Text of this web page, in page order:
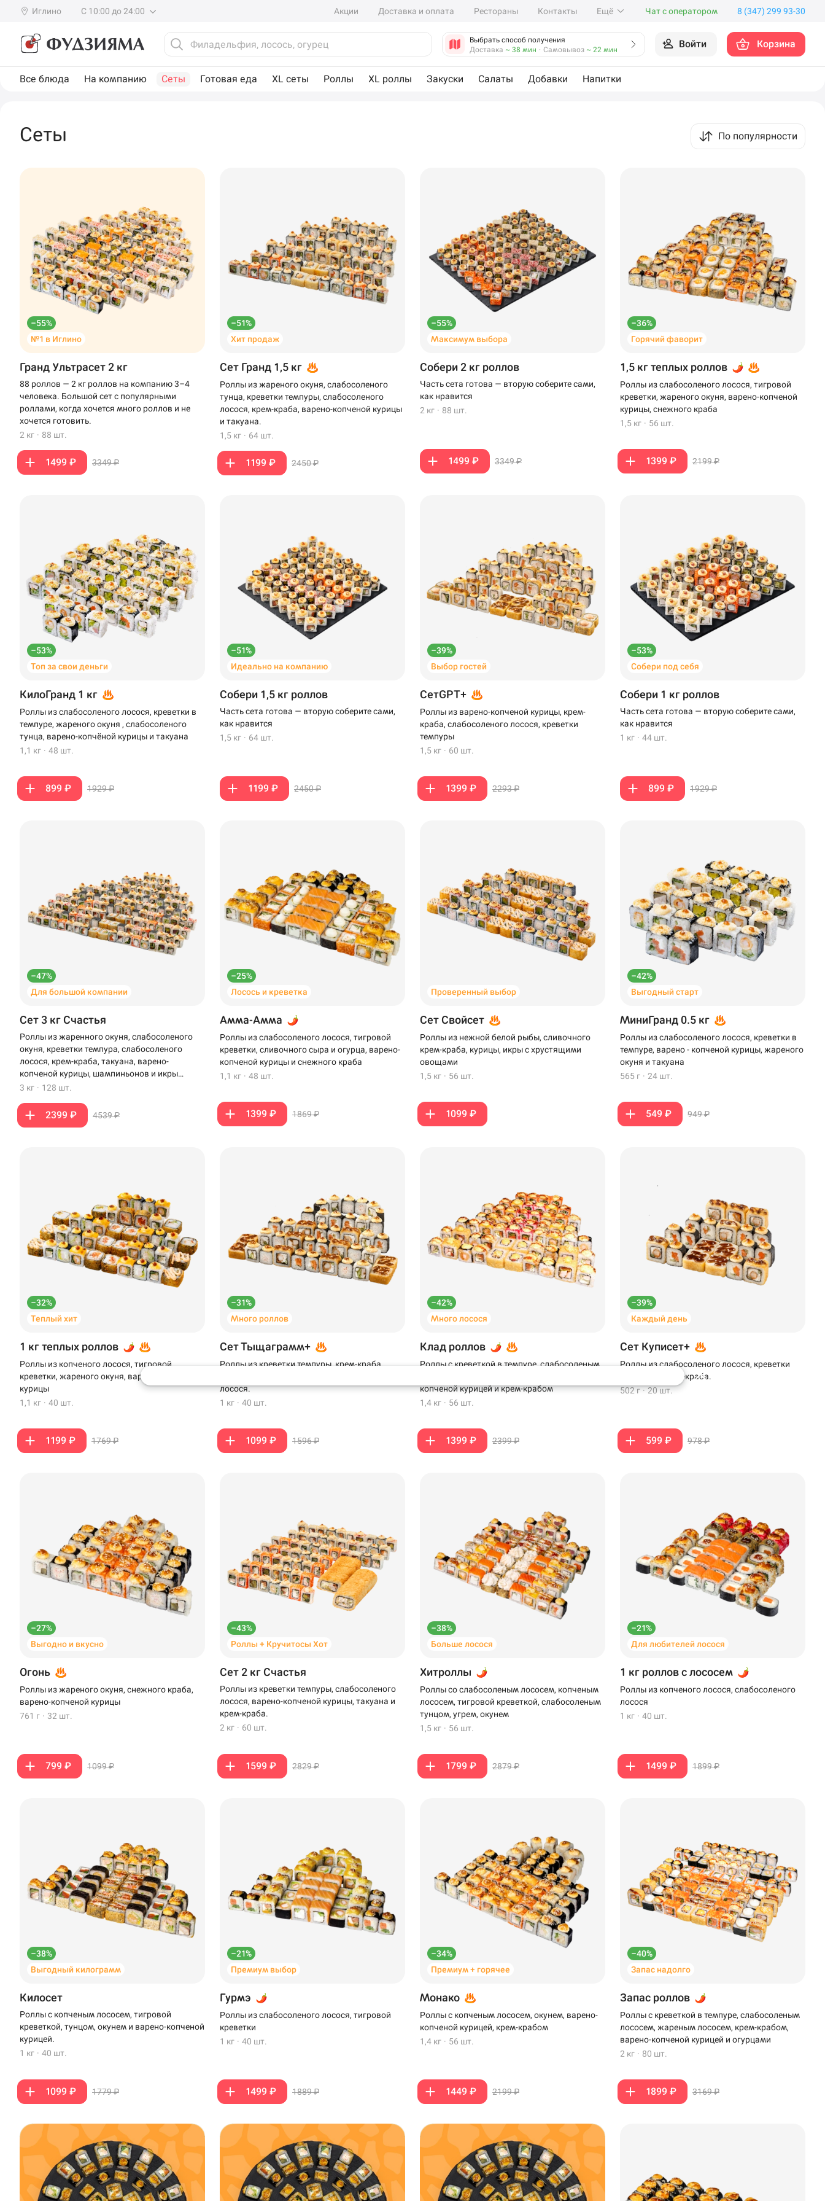
Иглино С 10:00 до 24:00 Акции Доставка и оплата Рестораны Контакты Ещё Чат с оператором 8 (347) 299 93-30
Выбрать способ получения
Доставка ~ 38 мин · Самовывоз ~ 22 мин Войти Корзина
Все блюда На компанию Сеты Готовая еда XL сеты Роллы XL роллы Закуски Салаты Добавки Напитки
Сеты По популярности
–55%
№1 в Иглино
Гранд Ультрасет 2 кг
88 роллов — 2 кг роллов на компанию 3–4
человека. Большой сет с популярными
роллами, когда хочется много роллов и не
хочется готовить.
2 кг · 88 шт.
1499 ₽ 3349 ₽
–51%
Хит продаж
Сет Гранд 1,5 кг
Роллы из жареного окуня, слабосоленого
тунца, креветки темпуры, слабосоленого
лосося, крем-краба, варено-копченой курицы
и такуана.
1,5 кг · 64 шт.
1199 ₽ 2450 ₽
–55%
Максимум выбора
Собери 2 кг роллов
Часть сета готова — вторую соберите сами,
как нравится
2 кг · 88 шт.
1499 ₽ 3349 ₽
–36%
Горячий фаворит
1,5 кг теплых роллов
Роллы из слабосоленого лосося, тигровой
креветки, жареного окуня, варено-копченой
курицы, снежного краба
1,5 кг · 56 шт.
1399 ₽ 2199 ₽
–53%
Топ за свои деньги
КилоГранд 1 кг
Роллы из слабосоленого лосося, креветки в
темпуре, жареного окуня , слабосоленого
тунца, варено-копчёной курицы и такуана
1,1 кг · 48 шт.
899 ₽ 1929 ₽
–51%
Идеально на компанию
Собери 1,5 кг роллов
Часть сета готова — вторую соберите сами,
как нравится
1,5 кг · 64 шт.
1199 ₽ 2450 ₽
–39%
Выбор гостей
СетGPT+
Роллы из варено-копченой курицы, крем-
краба, слабосоленого лосося, креветки
темпуры
1,5 кг · 60 шт.
1399 ₽ 2293 ₽
–53%
Собери под себя
Собери 1 кг роллов
Часть сета готова — вторую соберите сами,
как нравится
1 кг · 44 шт.
899 ₽ 1929 ₽
–47%
Для большой компании
Сет 3 кг Счастья
Роллы из жаренного окуня, слабосоленого
окуня, креветки темпура, слабосоленого
лосося, крем-краба, такуана, варено-
копченой курицы, шампиньонов и икры
масаго
3 кг · 128 шт.
2399 ₽ 4539 ₽
–25%
Лосось и креветка
Амма-Амма
Роллы из слабосоленого лосося, тигровой
креветки, сливочного сыра и огурца, варено-
копченой курицы и снежного краба
1,1 кг · 48 шт.
1399 ₽ 1869 ₽
Проверенный выбор
Сет Свойсет
Роллы из нежной белой рыбы, сливочного
крем-краба, курицы, икры с хрустящими
овощами
1,5 кг · 56 шт.
1099 ₽
–42%
Выгодный старт
МиниГранд 0.5 кг
Роллы из слабосоленого лосося, креветки в
темпуре, варено - копченой курицы, жареного
окуня и такуана
565 г · 24 шт.
549 ₽ 949 ₽
–32%
Теплый хит
1 кг теплых роллов
Роллы из копченого лосося, тигровой
креветки, жареного окуня, варено-копченой
курицы
1,1 кг · 40 шт.
1199 ₽ 1769 ₽
–31%
Много роллов
Сет Тыщаграмм+
Роллы из креветки темпуры, крем-краба,
лосося.
1 кг · 40 шт.
1099 ₽ 1596 ₽
–42%
Много лосося
Клад роллов
Роллы с креветкой в темпуре, слабосоленым
копченой курицей и крем-крабом
1,4 кг · 56 шт.
1399 ₽ 2399 ₽
–39%
Каждый день
Сет Куписет+
Роллы из слабосоленого лосося, креветки
темпуры и крем-краба.
502 г · 20 шт.
599 ₽ 978 ₽
–27%
Выгодно и вкусно
Огонь
Роллы из жареного окуня, снежного краба,
варено-копченой курицы
761 г · 32 шт.
799 ₽ 1099 ₽
–43%
Роллы + Кручитосы Хот
Сет 2 кг Счастья
Роллы из креветки темпуры, слабосоленого
лосося, варено-копченой курицы, такуана и
крем-краба.
2 кг · 60 шт.
1599 ₽ 2829 ₽
–38%
Больше лосося
Хитроллы
Роллы со слабосоленым лососем, копченым
лососем, тигровой креветкой, слабосоленым
тунцом, угрем, окунем
1,5 кг · 56 шт.
1799 ₽ 2879 ₽
–21%
Для любителей лосося
1 кг роллов с лососем
Роллы из копченого лосося, слабосоленого
лосося
1 кг · 40 шт.
1499 ₽ 1899 ₽
–38%
Выгодный килограмм
Килосет
Роллы с копченым лососем, тигровой
креветкой, тунцом, окунем и варено-копченой
курицей.
1 кг · 40 шт.
1099 ₽ 1779 ₽
–21%
Премиум выбор
Гурмэ
Роллы из слабосоленого лосося, тигровой
креветки
1 кг · 40 шт.
1499 ₽ 1889 ₽
–34%
Премиум + горячее
Монако
Роллы с копченым лососем, окунем, варено-
копченой курицей, крем-крабом
1,4 кг · 56 шт.
1449 ₽ 2199 ₽
–40%
Запас надолго
Запас роллов
Роллы с креветкой в темпуре, слабосоленым
лососем, жареным лососем, крем-крабом,
варено-копченой курицей и огурцами
2 кг · 80 шт.
1899 ₽ 3169 ₽
Уренгой
Самовывоз
ул. ​Горького, 2/2 · Иглино